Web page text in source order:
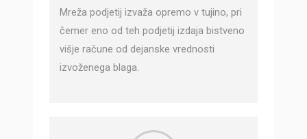
Mreža podjetij izvaža opremo v tujino, pri
čemer eno od teh podjetij izdaja bistveno
višje račune od dejanske vrednosti
izvoženega blaga.